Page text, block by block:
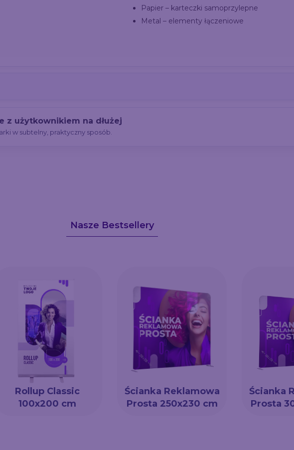
Papier – karteczki samoprzylepne
Metal – elementy łączeniowe
z użytkownikiem na dłużej
w subtelny, praktyczny sposób.
Nasze Bestsellery
Rollup Classic
100x200 cm
Ścianka Reklamowa
Prosta 250x230 cm
Ścianka
Prosta